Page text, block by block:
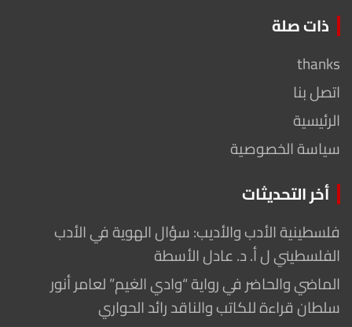
ذات صلة
thanks
اتصل بنا
الرئيسية
سياسة الخصوصية
أخر التحديثات
فلسطينية الأدب والأديب: سؤال الهوية في الأدب
الفلسطيني ل أ. د. عادل الأسطة
الماضي والحاضر في رواية “وادي الغيم” لعامر أنور
سلطان قراءة للكاتب والناقد رائد الحواري